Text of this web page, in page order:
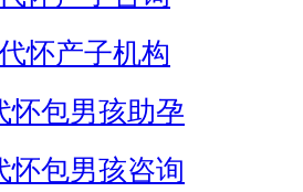
怀产子机构
怀包男孩助孕
怀包男孩咨询